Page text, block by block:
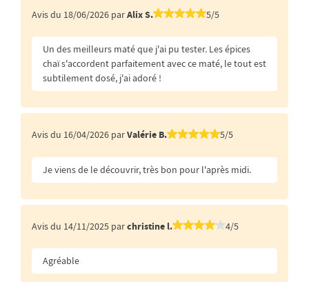
Avis du 18/06/2026 parAlix S. 5/5
Un des meilleurs maté que j'ai pu tester. Les épices
chaï s'accordent parfaitement avec ce maté, le tout est
subtilement dosé, j'ai adoré !
Avis du 16/04/2026 parValérie B. 5/5
Je viens de le découvrir, très bon pour l'après midi.
Avis du 14/11/2025 parchristine l. 4/5
Agréable